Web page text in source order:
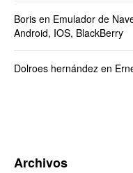
Boris en Emulador de
Android, IOS, BlackBerry
Dolroes hernández en
Archivos